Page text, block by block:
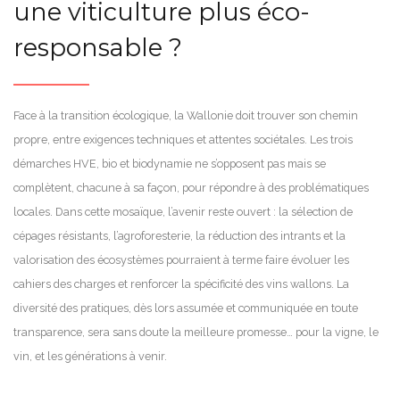
une viticulture plus éco-
responsable ?
Face à la transition écologique, la Wallonie doit trouver son chemin
propre, entre exigences techniques et attentes sociétales. Les trois
démarches HVE, bio et biodynamie ne s’opposent pas mais se
complètent, chacune à sa façon, pour répondre à des problématiques
locales. Dans cette mosaïque, l’avenir reste ouvert : la sélection de
cépages résistants, l’agroforesterie, la réduction des intrants et la
valorisation des écosystèmes pourraient à terme faire évoluer les
cahiers des charges et renforcer la spécificité des vins wallons. La
diversité des pratiques, dès lors assumée et communiquée en toute
transparence, sera sans doute la meilleure promesse… pour la vigne, le
vin, et les générations à venir.